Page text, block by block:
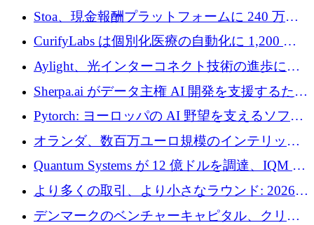
調達、年間収益1億ドルを突破
Stoa、現金報酬プラットフォームに 240 万ド
ルを確保
CurifyLabs は個別化医療の自動化に 1,200 万
ユーロを寄付
Aylight、光インターコネクト技術の進歩に向
けて450万ユーロのプレシードラウンドを終了
Sherpa.ai がデータ主権 AI 開発を支援するため
に 1,800 万ドルを調達
Pytorch: ヨーロッパの AI 野望を支えるソフト
ウェア層
オランダ、数百万ユーロ規模のインテリック
との提携で軍用ドローンにソフトウェアファ
ースト戦略を採用
Quantum Systems が 12 億ドルを調達、IQM が
米国の主要取引所で初の欧州量子企業とな
る、6 月に欧州のスタートアップ資金調達
より多くの取引、より小さなラウンド: 2026
年 6 月に欧州のスタートアップ資金調達
デンマークのベンチャーキャピタル、クリメ